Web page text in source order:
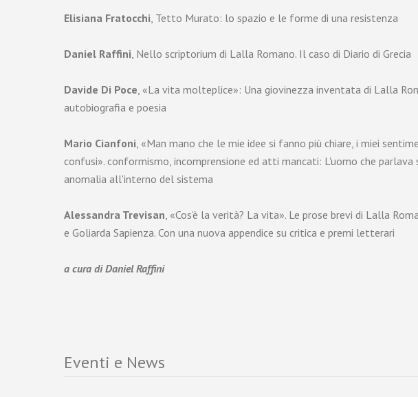
Elisiana Fratocchi , Tetto Murato: lo spazio e le forme di una resistenza
Daniel Raffini , Nello scriptorium di Lalla Romano. Il caso di Diario di Grecia
Davide Di Poce , «La vita molteplice»: Una giovinezza inventata di Lalla
autobiografia e poesia
Mario Cianfoni , «Man mano che le mie idee si fanno più chiare, i miei
confusi». conformismo, incomprensione ed atti mancati: L'uomo che parlava
anomalia all'interno del sistema
Alessandra Trevisan , «Cos’è la verità? La vita». Le prose brevi di Lalla
e Goliarda Sapienza. Con una nuova appendice su critica e premi letterari
a cura di Daniel Raffini
Eventi e News